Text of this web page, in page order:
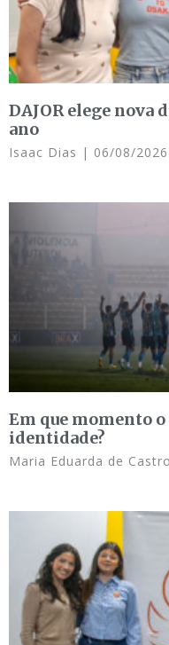
DAJOR elege
ano
Isaac Dias 06/08/2026
Em que momento
identidade?
Maria Eduarda de Castro